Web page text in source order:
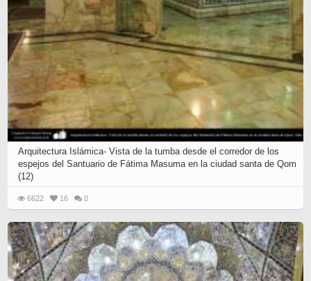
Arquitectura Islámica- Vista de la tumba desde el corredor de los
espejos del Santuario de Fátima Masuma en la ciudad santa de Qom
(12)
6622 16 0